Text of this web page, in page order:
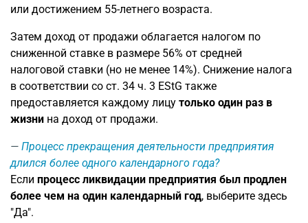
или достижением 55-летнего возраста.
Затем доход от продажи облагается налогом по
сниженной ставке в размере 56% от средней
налоговой ставки (но не менее 14%). Снижение налога
в соответствии со ст. 34 ч. 3 EStG также
предоставляется каждому лицу только один раз в
жизни на доход от продажи.
Процесс прекращения деятельности предприятия
длился более одного календарного года?
Если процесс ликвидации предприятия был продлен
более чем на один календарный год, выберите здесь
"Да".